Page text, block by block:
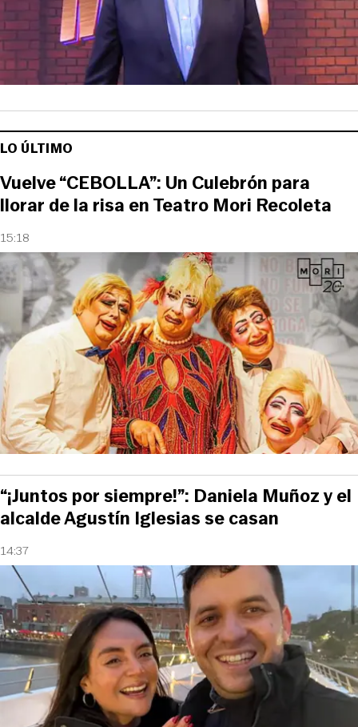
LO ÚLTIMO
15:18
Vuelve “CEBOLLA”: Un Culebrón para
llorar de la risa en Teatro Mori Recoleta
14:37
“¡Juntos por siempre!”: Daniela Muñoz y el
alcalde Agustín Iglesias se casan